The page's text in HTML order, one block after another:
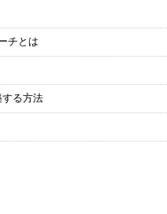
チとは
る方法